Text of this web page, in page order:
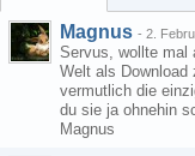
Magnus - 2.
Servus, wollte mal
Welt als Download
vermutlich die
du sie ja ohnehin
Magnus